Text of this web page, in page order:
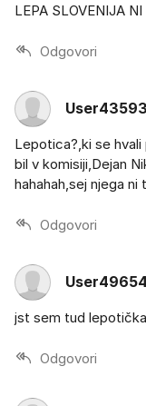
LEPA SLOVENIJA NI
Odgovori
Lepotica?,ki se
bil v komisiji,Dejan
hahahah,sej njega
Odgovori
jst sem tud
Odgovori